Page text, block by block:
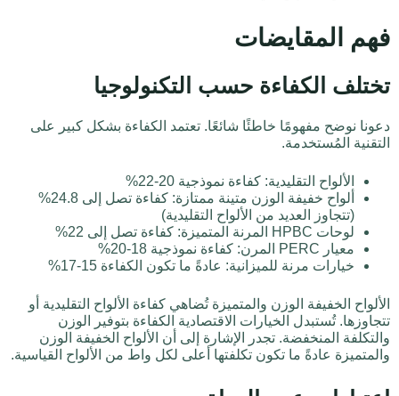
فهم المقايضات
تختلف الكفاءة حسب التكنولوجيا
دعونا نوضح مفهومًا خاطئًا شائعًا. تعتمد الكفاءة بشكل كبير على
التقنية المُستخدمة.
الألواح التقليدية: كفاءة نموذجية 20-22%
ألواح خفيفة الوزن متينة ممتازة: كفاءة تصل إلى 24.8%
(تتجاوز العديد من الألواح التقليدية)
لوحات HPBC المرنة المتميزة: كفاءة تصل إلى 22%
معيار PERC المرن: كفاءة نموذجية 18-20%
خيارات مرنة للميزانية: عادةً ما تكون الكفاءة 15-17%
الألواح الخفيفة الوزن والمتميزة تُضاهي كفاءة الألواح التقليدية أو
تتجاوزها. تُستبدل الخيارات الاقتصادية الكفاءة بتوفير الوزن
والتكلفة المنخفضة. تجدر الإشارة إلى أن الألواح الخفيفة الوزن
والمتميزة عادةً ما تكون تكلفتها أعلى لكل واط من الألواح القياسية.